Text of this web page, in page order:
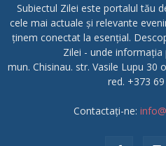
Subiectul Zilei este portalul tău
cele mai actuale și relevante
ținem conectat la esențial.
Zilei - unde
mun. Chisinau. str. Vasile Lupu 30
red. +373
Contactați-ne: